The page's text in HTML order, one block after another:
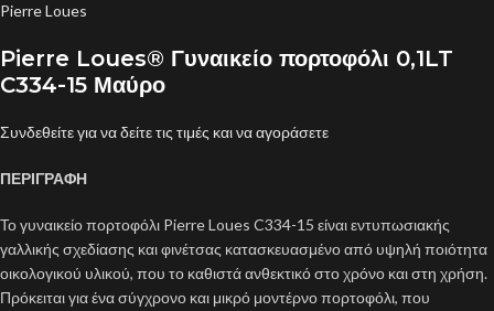
Pierre Loues
Pierre Loues® Γυναικείο πορτοφόλι 0,1LT
C334-15 Μαύρο
Συνδεθείτε για να δείτε τις τιμές και να αγοράσετε
ΠΕΡΙΓΡΑΦΗ
Το γυναικείο πορτοφόλι Pierre Loues C334-15 είναι εντυπωσιακής
γαλλικής σχεδίασης και φινέτσας κατασκευασμένο από υψηλή ποιότητα
οικολογικού υλικού, που το καθιστά ανθεκτικό στο χρόνο και στη χρήση.
Πρόκειται για ένα σύγχρονο και μικρό μοντέρνο πορτοφόλι, που